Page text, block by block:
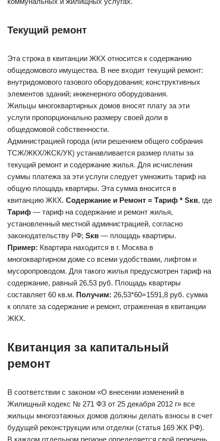
Текущий ремонт
Эта строка в квитанции ЖКХ относится к содержанию
общедомового имущества. В нее входит текущий ремонт:
внутридомового газового оборудования; конструктивных
элементов зданий; инженерного оборудования.
Жильцы многоквартирных домов вносят плату за эти
услуги пропорционально размеру своей доли в
общедомовой собственности.
Администрацией города (или решением общего собрания
ТСЖ/ЖКХ/ЖСК/УК) устанавливается размер платы за
текущий ремонт и содержание жилья. Для исчисления
суммы платежа за эти услуги следует умножить тариф на
общую площадь квартиры. Эта сумма вносится в
квитанцию ЖКХ. Содержание и Ремонт = Тариф * Sкв, где
Тариф — тариф на содержание и ремонт жилья,
установленный местной администрацией, согласно
законодательству РФ; Sкв — площадь квартиры.
Пример: Квартира находится в г. Москва в
многоквартирном доме со всеми удобствами, лифтом и
мусоропроводом. Для такого жилья предусмотрен тариф на
содержание, равный 26,53 руб. Площадь квартиры
составляет 60 кв.м. Получим: 26,53*60=1591,8 руб. сумма
к оплате за содержание и ремонт, отраженная в квитанции
ЖКХ.
Квитанция за капитальный
ремонт
В соответствии с законом «О внесении изменений в
Жилищный кодекс № 271 ФЗ от 25 декабря 2012 г» все
жильцы многоэтажных домов должны делать взносы в счет
будущей реконструкции или отделки (статья 169 ЖК РФ).
В каждом отдельном регионе определяется свой перечень